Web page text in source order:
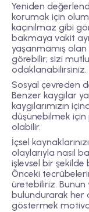
Yeniden
korumak için
kaçınılmaz gibi
bakmaya vakit
yaşanmamış
görebilir; sizi
odaklanabilirsiniz.
Sosyal çevreden
Benzer kaygılar
kaygılarımızın
düşünebilmek için
olabilir.
İçsel
olaylarıyla nasıl
işlevsel bir
Önceki
üretebiliriz. Bunun
bulundurarak her
göstermek